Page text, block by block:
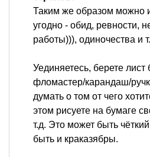
Таким же образом можно
угодно - обид, ревности,
работы))), одиночества и
Уединяетесь, берете лист
фломастер/карандаш/
думать о том от чего
этом рисуете на бумаге
т.д. Это может быть
быть и краказябры.